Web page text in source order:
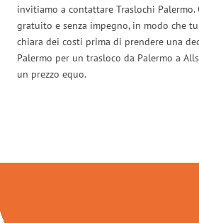
invitiamo a contattare Traslochi
gratuito e senza impegno, in modo che tu
chiara dei costi prima di prendere una
Palermo per un trasloco da Palermo a
un prezzo equo.